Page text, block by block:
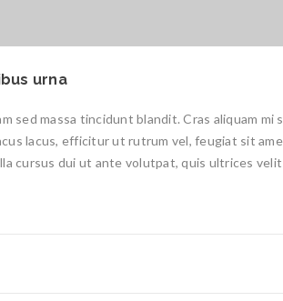
urna
sed massa tincidunt blandit. Cras aliquam
lacus, efficitur ut rutrum vel, feugiat sit
cursus dui ut ante volutpat, quis ultrices